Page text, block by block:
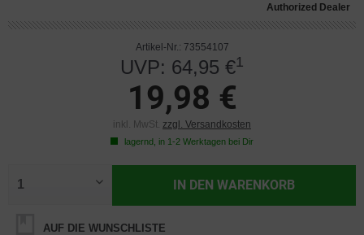
Authorized Dealer
Artikel-Nr.: 73554107
UVP: 64,95 €1
19,98 €
inkl. MwSt. zzgl. Versandkosten
lagernd, in 1-2 Werktagen bei Dir
IN DEN WARENKORB
AUF DIE WUNSCHLISTE